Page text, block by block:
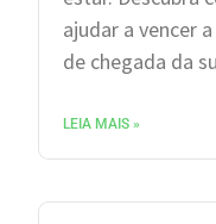
ajudar a vencer
de chegada da
LEIA MAIS »